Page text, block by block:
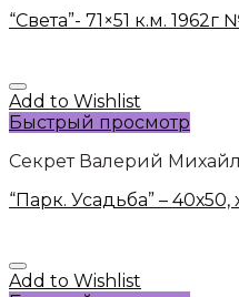
“Света”- 71×51 к.м. 1962г
Add to Wishlist
Быстрый просмотр
Секрет Валерий
“Парк. Усадьба” –
Add to Wishlist